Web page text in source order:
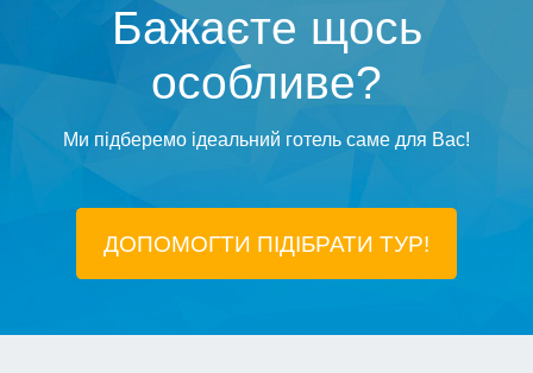
Бажаєте щось
особливе?
Ми підберемо ідеальний готель саме для Вас!
ДОПОМОГТИ ПІДIБРАТИ ТУР!